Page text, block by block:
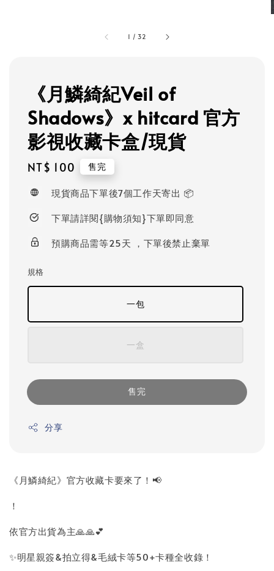
1 /32
《月鱗綺紀Veil of
Shadows》x hitcard 官方
影視收藏卡盒/現貨
Regular
NT$ 100 售完
現貨商品下單後7個工作天寄出 📦
下單請詳閱{購物須知}下單即同意
預購商品需等25天 ，下單後禁止棄單
規格
一包
一盒
售完
分享
《月鱗綺紀》官方收藏卡要來了！📢
！
依官方出貨為主🙏🙏💕
✨明星親簽&拍立得&毛絨卡等50+卡種全收錄！